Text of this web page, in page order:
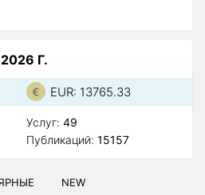
Г.
EUR: 13765.33
Услуг: 49
Публикаций: 15157
NEW